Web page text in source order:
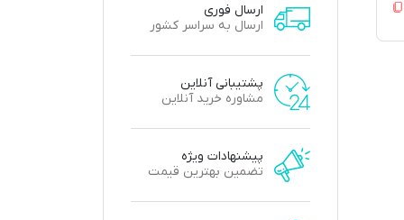
ارسال فوری
ارسال به سراسر کشور
پشتیبانی آنلاین
مشاوره خرید آنلاین
پیشنهادات ویژه
تضمین بهترین قیمت